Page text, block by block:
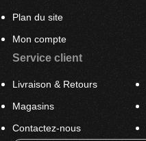
Plan du site
Mon compte
Service client
Livraison & Retours
Magasins
Contactez-nous